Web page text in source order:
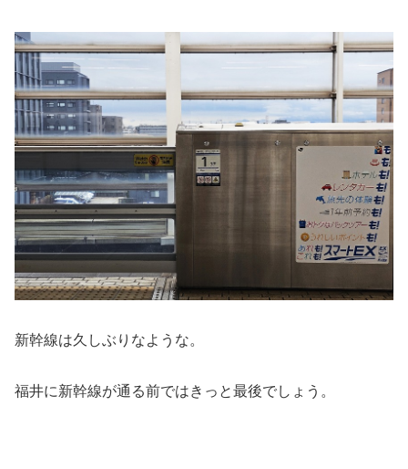
新幹線は久しぶりなような。
福井に新幹線が通る前ではきっと最後でしょう。